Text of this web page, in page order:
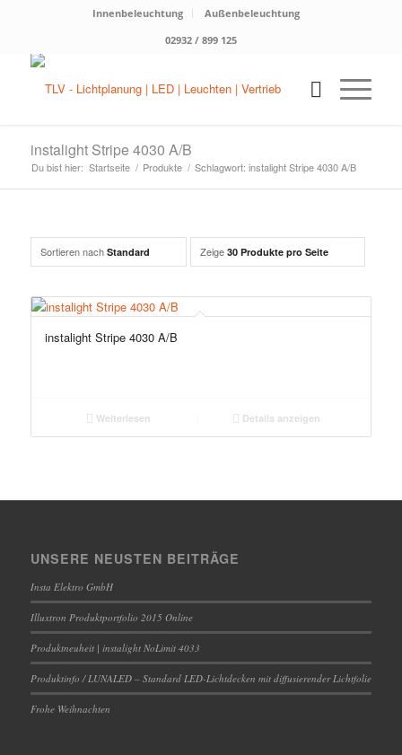
Innenbeleuchtung
Außenbeleuchtung
02932 / 899 125
instalight Stripe 4030 A/B
Du bist hier: Startseite / Produkte / Schlagwort: instalight Stripe 4030 A/B
Sortieren nach Standard Zeige 30 Produkte pro Seite
instalight Stripe 4030 A/B
Weiterlesen Details anzeigen
UNSERE NEUSTEN BEITRÄGE
Insta Elektro GmbH
Illuxtron Produktportfolio 2015 Online
Produktneuheit | instalight NoLimit 4033
Produktinfo / LUNALED – Standard LED-Lichtdecken mit diffusierender Lichtfolie
Frohe Weihnachten